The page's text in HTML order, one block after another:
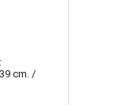
cm. /